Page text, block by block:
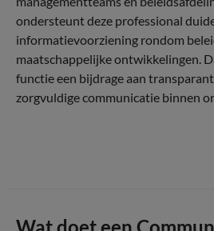
ondersteunt deze professional
informatievoorziening rondom
maatschappelijke ontwikkelingen.
functie een bijdrage aan
zorgvuldige communicatie binnen